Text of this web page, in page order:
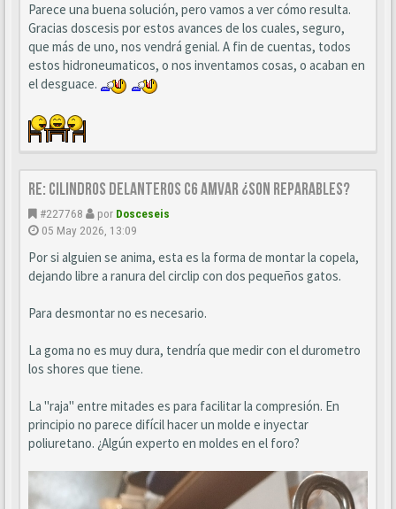
Parece una buena solución, pero vamos a ver cómo resulta.
Gracias doscesis por estos avances de los cuales, seguro,
que más de uno, nos vendrá genial. A fin de cuentas, todos
estos hidroneumaticos, o nos inventamos cosas, o acaban en
el desguace.
Re: CILINDROS DELANTEROS C6 AMVAR ¿SON REPARABLES?
#227768 por Dosceseis
05 May 2026, 13:09
Por si alguien se anima, esta es la forma de montar la copela,
dejando libre a ranura del circlip con dos pequeños gatos.
Para desmontar no es necesario.
La goma no es muy dura, tendría que medir con el durometro
los shores que tiene.
La "raja" entre mitades es para facilitar la compresión. En
principio no parece difícil hacer un molde e inyectar
poliuretano. ¿Algún experto en moldes en el foro?